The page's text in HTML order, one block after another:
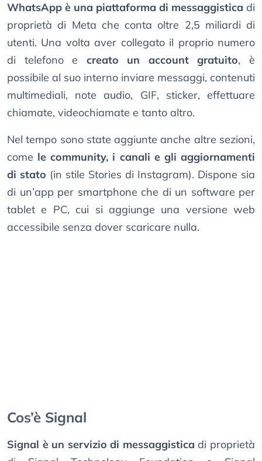
WhatsApp è una piattaforma di messaggistica di
proprietà di Meta che conta oltre 2,5 miliardi di
utenti. Una volta aver collegato il proprio numero
di telefono e creato un account gratuito, è
possibile al suo interno inviare messaggi, contenuti
multimediali, note audio, GIF, sticker, effettuare
chiamate, videochiamate e tanto altro.
Nel tempo sono state aggiunte anche altre sezioni,
come le community, i canali e gli aggiornamenti
di stato (in stile Stories di Instagram). Dispone sia
di un’app per smartphone che di un software per
tablet e PC, cui si aggiunge una versione web
accessibile senza dover scaricare nulla.
Cos’è Signal
Signal è un servizio di messaggistica di proprietà